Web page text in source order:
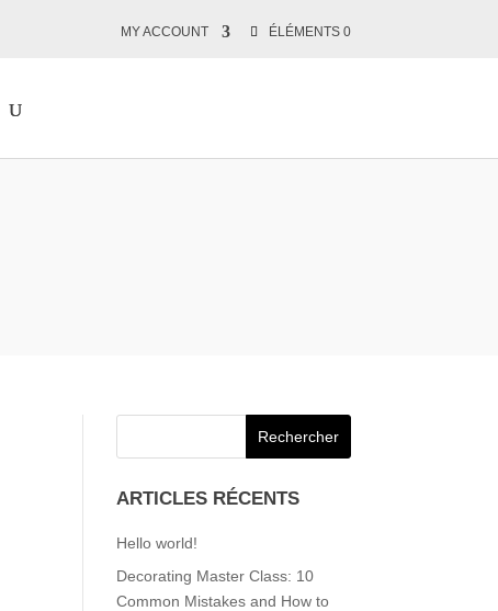
MY ACCOUNT ÉLÉMENTS 0
ARTICLES RÉCENTS
Hello world!
Decorating Master Class: 10
Common Mistakes and How to